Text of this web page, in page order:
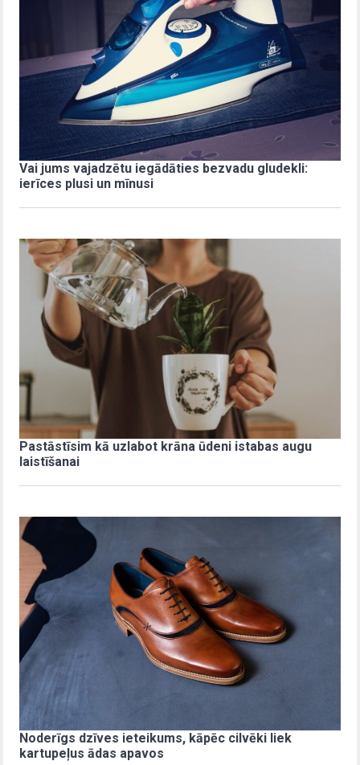
Vai jums vajadzētu iegādāties bezvadu gludekli:
ierīces plusi un mīnusi
Pastāstīsim kā uzlabot krāna ūdeni istabas augu
laistīšanai
Noderīgs dzīves ieteikums, kāpēc cilvēki liek
kartupeļus ādas apavos